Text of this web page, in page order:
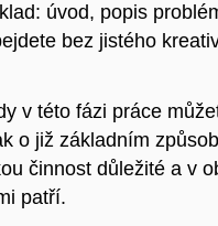
úvod, popis
bez jistého
v této fázi práce
o již základním
činnost důležité a v
patří.